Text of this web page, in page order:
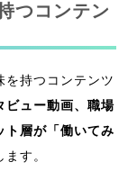
つコンテン
を持つコンテンツ
ビュー動画、職場
ト層が「働いてみ
ます。